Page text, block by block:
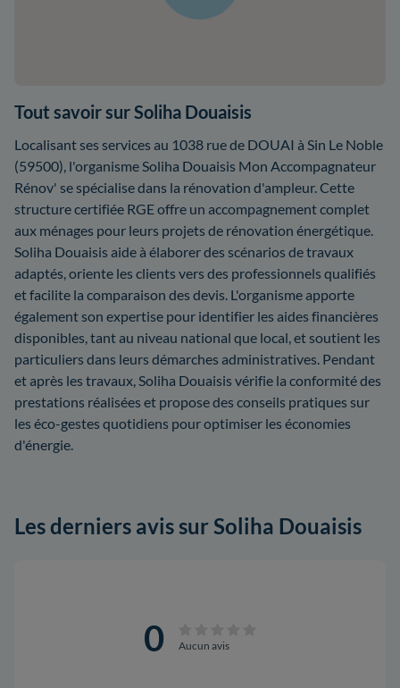
Tout savoir sur Soliha Douaisis
Localisant ses services au 1038 rue de DOUAI à Sin Le Noble
(59500), l'organisme Soliha Douaisis Mon Accompagnateur
Rénov' se spécialise dans la rénovation d'ampleur. Cette
structure certifiée RGE offre un accompagnement complet
aux ménages pour leurs projets de rénovation énergétique.
Soliha Douaisis aide à élaborer des scénarios de travaux
adaptés, oriente les clients vers des professionnels qualifiés
et facilite la comparaison des devis. L'organisme apporte
également son expertise pour identifier les aides financières
disponibles, tant au niveau national que local, et soutient les
particuliers dans leurs démarches administratives. Pendant
et après les travaux, Soliha Douaisis vérifie la conformité des
prestations réalisées et propose des conseils pratiques sur
les éco-gestes quotidiens pour optimiser les économies
d'énergie.
Les derniers avis sur Soliha Douaisis
0 Aucun avis